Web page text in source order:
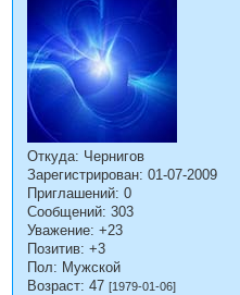
Откуда: Чернигов
Зарегистрирован: 01-07-2009
Приглашений: 0
Сообщений: 303
Уважение: +23
Позитив: +3
Пол: Мужской
Возраст: 47 [1979-01-06]